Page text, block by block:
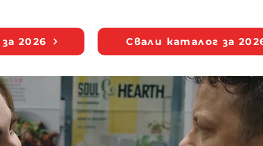
2026 Свали каталог за